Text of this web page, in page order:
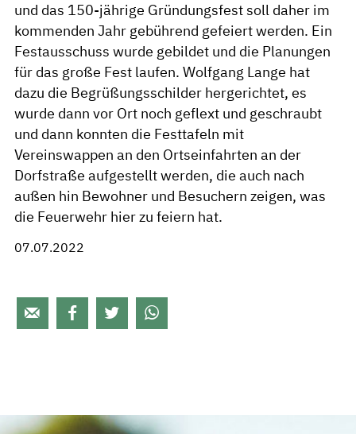
und das 150-jährige Gründungsfest soll daher im
kommenden Jahr gebührend gefeiert werden. Ein
Festausschuss wurde gebildet und die Planungen
für das große Fest laufen. Wolfgang Lange hat
dazu die Begrüßungsschilder hergerichtet, es
wurde dann vor Ort noch geflext und geschraubt
und dann konnten die Festtafeln mit
Vereinswappen an den Ortseinfahrten an der
Dorfstraße aufgestellt werden, die auch nach
außen hin Bewohner und Besuchern zeigen, was
die Feuerwehr hier zu feiern hat.
07.07.2022
   